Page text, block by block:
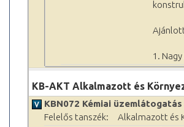
1.
KB-AKT Alkalmazott és
KBN072 Kémiai üzemlátogatás
Felelős tanszék:
Alkalmazott és